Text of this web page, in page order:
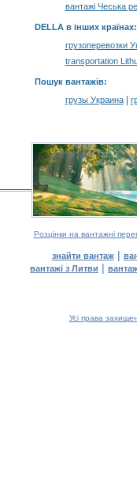
вантажі Чеська
DELLA в інших країнах:
грузоперевозки
transportation
Пошук вантажів:
грузы Украина|
Розцінки на вантажні
знайти вантаж|
вантажі з Литви |
Усі права